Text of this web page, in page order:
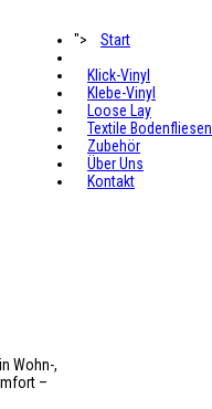
">
Start
Klick-Vinyl
Klebe-Vinyl
Loose Lay
Textile Bodenfliesen
Zubehör
Über Uns
Kontakt
Wohn-,
–